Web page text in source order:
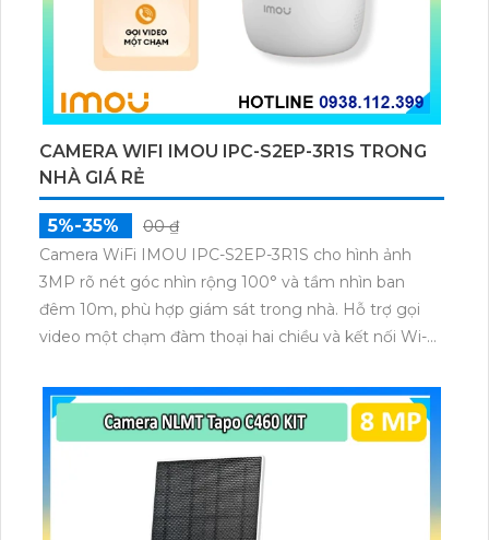
CAMERA WIFI IMOU IPC-S2EP-3R1S TRONG
NHÀ GIÁ RẺ
5%-35%
00 ₫
Camera WiFi IMOU IPC-S2EP-3R1S cho hình ảnh
3MP rõ nét góc nhìn rộng 100° và tầm nhìn ban
đêm 10m, phù hợp giám sát trong nhà. Hỗ trợ gọi
video một chạm đàm thoại hai chiều và kết nối Wi-Fi
microSD tối đa 256GB hoặc lưu đám mây dễ lắp đặt
cho gia đình và văn phòng nhỏ.